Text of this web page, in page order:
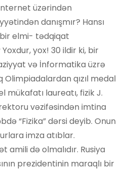
üzərindən
danışmır? Hansı
elmi- tədqiqat
yox! 30 ildir ki, bir
və İnformatika üzrə
Olimpiadalardan qızıl medal
mükafatı laureatı, fizik J.
vəzifəsindən imtina
“Fizika” dərsi deyib. Onun
imza atıblar.
amili də olmalıdır. Rusiya
prezidentinin maraqlı bir